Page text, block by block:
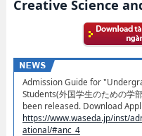
Creative Science
Admission Guide for
Students(外国学生のための学
been released. Download
https://www.waseda.jp/inst/
ational/#anc_4